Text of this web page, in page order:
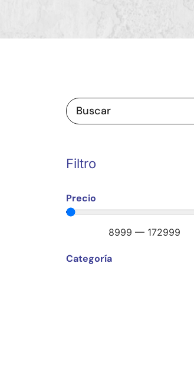
Filtro
Precio
8999 — 172999
Categoría